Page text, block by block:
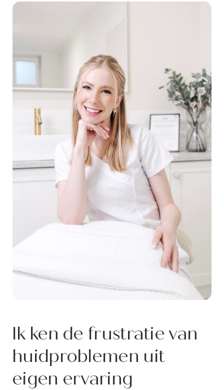
Ik ken de frustratie van
huidproblemen uit
eigen ervaring